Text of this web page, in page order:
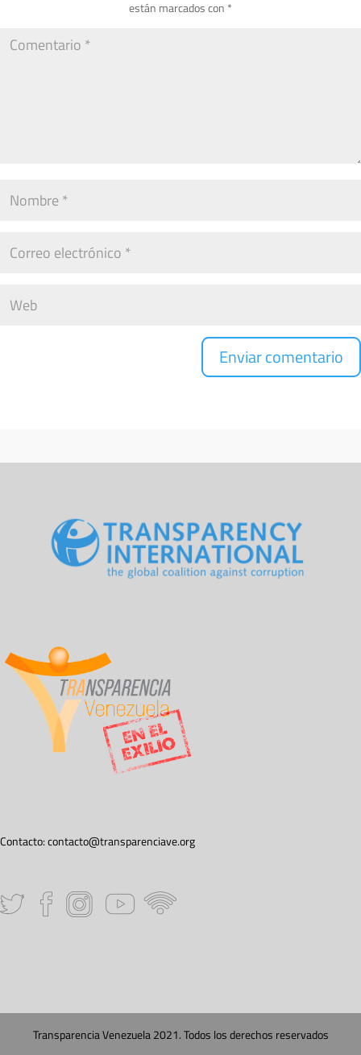
están marcados con *
Contacto:contacto@transparenciave.org
Transparencia Venezuela 2021. Todos los derechos reservados